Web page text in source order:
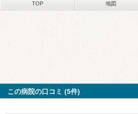
TOP 地図
この病院の口コミ (5件)